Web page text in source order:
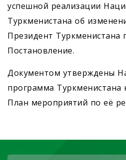
успешной реализации
Туркменистана об
Президент Туркменистана
Постановление.
Документом утверждены
программа Туркменистана
План мероприятий по её